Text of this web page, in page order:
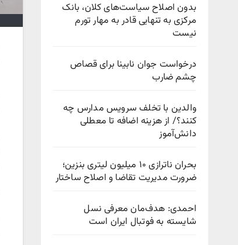
بدون اصلاح سیاست‌های کلان، بانک
مرکزی به تنهایی قادر به مهار تورم
نیست
درخواست جوان نابینا برای قصاص
چشم ضارب
والدین با تخلف سرویس مدارس چه
کنند؟/ از هزینه اضافه تا معطلی
دانش‌آموز
بحران ناترازی ۱۰ میلیون لیتری بنزین؛
ضرورت مدیریت تقاضا و اصلاح ساختار
احمدی: هدف‌مان معرفی نسل
شایسته به فوتبال ایران است